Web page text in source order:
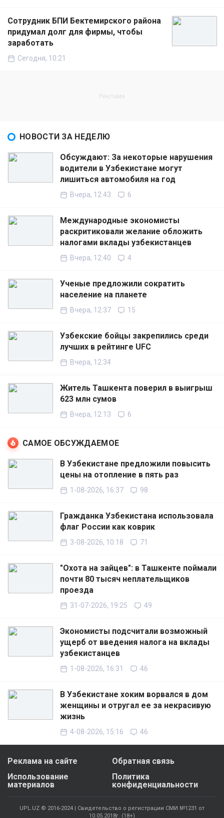
Сотрудник БПИ Бектемирского района
придумал долг для фирмы, чтобы
заработать
Сегодня, 10:21
НОВОСТИ ЗА НЕДЕЛЮ
Обсуждают: За некоторые нарушения
водители в Узбекистане могут
лишиться автомобиля на год
Вчера, 12:43 6
Международные экономисты
раскритиковали желание обложить
налогами вклады узбекистанцев
Вчера, 12:40 4
Ученые предложили сократить
население на планете
Вчера, 12:37 15
Узбекские бойцы закрепились среди
лучших в рейтинге UFC
Вчера, 12:34
Житель Ташкента поверил в выигрыш
623 млн сумов
Вчера, 12:13 6
САМОЕ ОБСУЖДАЕМОЕ
В Узбекистане предложили повысить
цены на отопление в пять раз
1-08-2026, 16:37 98
Гражданка Узбекистана использовала
флаг России как коврик
3-08-2026, 10:18 71
"Охота на зайцев": в Ташкенте поймали
почти 80 тысяч неплательщиков
проезда
31-07-2026, 19:25 49
Экономисты подсчитали возможный
ущерб от введения налога на вклады
узбекистанцев
1-08-2026, 16:31 46
В Узбекистане хоким ворвался в дом
женщины и отругал ее за некрасивую
жизнь
4-08-2026, 15:16 46
Реклама на сайте
Обратная связь
Использование
материалов
Политика
конфиденциальности
UPL.UZ © 2016-2024 | Свидетельство о регистрации СМИ №1231 от
10.05.2018г. (18+)